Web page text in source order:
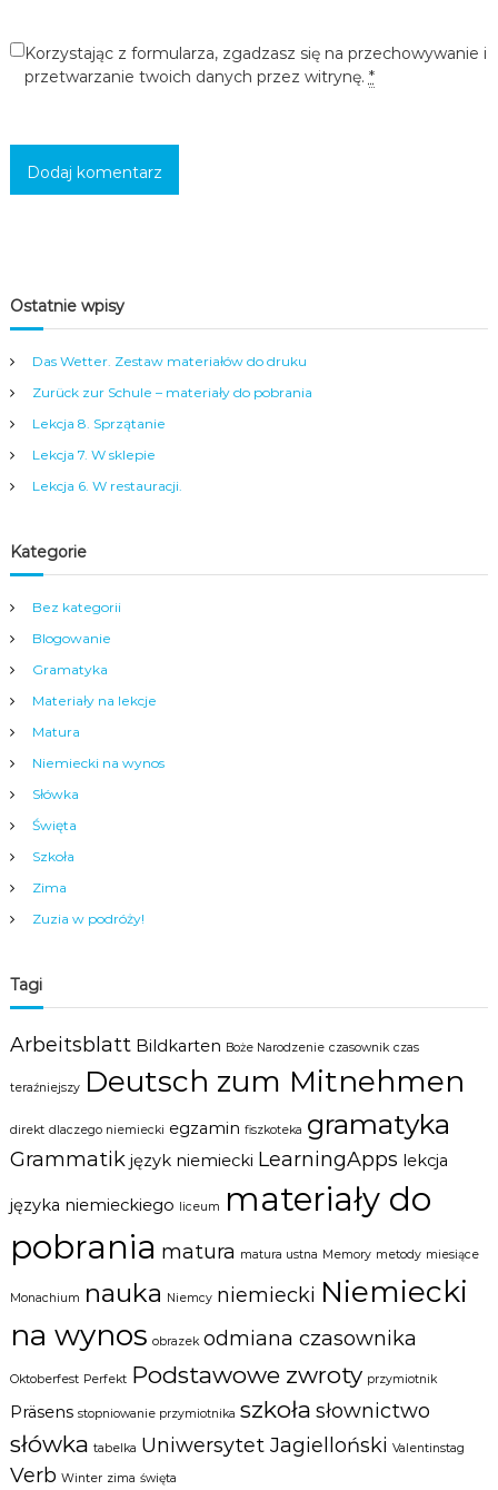
Korzystając z formularza, zgadzasz się na przechowywanie i
przetwarzanie twoich danych przez witrynę. *
Ostatnie wpisy
Das Wetter. Zestaw materiałów do druku
Zurück zur Schule – materiały do pobrania
Lekcja 8. Sprzątanie
Lekcja 7. W sklepie
Lekcja 6. W restauracji.
Kategorie
Bez kategorii
Blogowanie
Gramatyka
Materiały na lekcje
Matura
Niemiecki na wynos
Słówka
Święta
Szkoła
Zima
Zuzia w podróży!
Tagi
Arbeitsblatt Bildkarten Boże Narodzenie czasownik czas
teraźniejszy Deutsch zum Mitnehmen
direkt dlaczego niemiecki egzamin fiszkoteka gramatyka
Grammatik język niemiecki LearningApps lekcja
języka niemieckiego liceum
materiały do
pobrania matura matura ustna Memory metody miesiące
Monachium nauka Niemcy niemiecki Niemiecki
na wynos obrazek odmiana czasownika
Oktoberfest Perfekt Podstawowe zwroty przymiotnik
Präsens stopniowanie przymiotnika szkoła słownictwo
słówka tabelka Uniwersytet Jagielloński Valentinstag
Verb Winter zima święta